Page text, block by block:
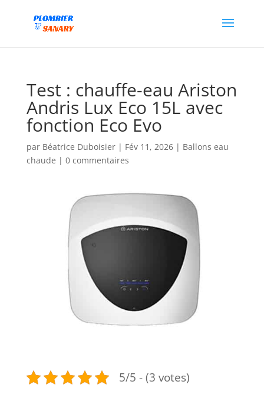
Test : chauffe-eau Ariston
Andris Lux Eco 15L avec
fonction Eco Evo
par Béatrice Duboisier| Fév 11, 2026| Ballons eau
chaude | 0 commentaires
5/5 - (3 votes)